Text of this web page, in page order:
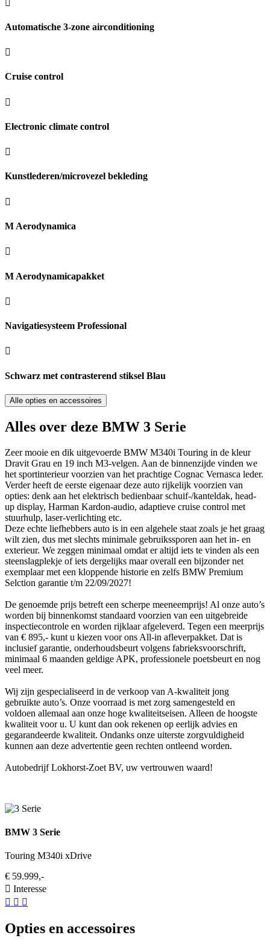
Automatische 3-zone airconditioning
Cruise control
Electronic climate control
Kunstlederen/microvezel bekleding
M Aerodynamica
M Aerodynamicapakket
Navigatiesysteem Professional
Schwarz met contrasterend stiksel Blau
Alle opties en accessoires
Alles over deze BMW 3 Serie
Zeer mooie en dik uitgevoerde BMW M340i Touring in de kleur
Dravit Grau en 19 inch M3-velgen. Aan de binnenzijde vinden we
het sportinterieur voorzien van het prachtige Cognac Vernasca leder.
Verder heeft de eerste eigenaar deze auto rijkelijk voorzien van
opties: denk aan het elektrisch bedienbaar schuif-/kanteldak, head-
up display, Harman Kardon-audio, adaptieve cruise control met
stuurhulp, laser-verlichting etc.
Deze echte liefhebbers auto is in een algehele staat zoals je het graag
wilt zien, dus met slechts minimale gebruikssporen aan het in- en
exterieur. We zeggen minimaal omdat er altijd iets te vinden als een
steenslagplekje of iets dergelijks maar overall een bijzonder net
exemplaar met een kloppende historie en zelfs BMW Premium
Selction garantie t/m 22/09/2027!
De genoemde prijs betreft een scherpe meeneemprijs! Al onze auto’s
worden bij binnenkomst standaard voorzien van een uitgebreide
inspectiecontrole en worden rijklaar afgeleverd. Tegen een meerprijs
van € 895,- kunt u kiezen voor ons All-in afleverpakket. Dat is
inclusief garantie, onderhoudsbeurt volgens fabrieksvoorschrift,
minimaal 6 maanden geldige APK, professionele poetsbeurt en nog
veel meer.
Wij zijn gespecialiseerd in de verkoop van A-kwaliteit jong
gebruikte auto’s. Onze voorraad is met zorg samengesteld en
voldoen allemaal aan onze hoge kwaliteitseisen. Alleen de hoogste
kwaliteit voor u. U kunt dan ook rekenen op eerlijk advies en
gegarandeerde kwaliteit. Ondanks onze uiterste zorgvuldigheid
kunnen aan deze advertentie geen rechten ontleend worden.
Autobedrijf Lokhorst-Zoet BV, uw vertrouwen waard!
BMW 3 Serie
Touring M340i xDrive
€ 59.999,-
Interesse
Opties en accessoires